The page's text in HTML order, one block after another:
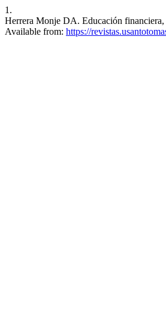
1.
Herrera Monje DA. Educación
Available from: https://